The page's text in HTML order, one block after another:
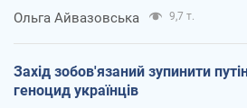
Ольга Айвазовська 9,7 т.
Захід зобов'язаний зупинити
геноцид українців